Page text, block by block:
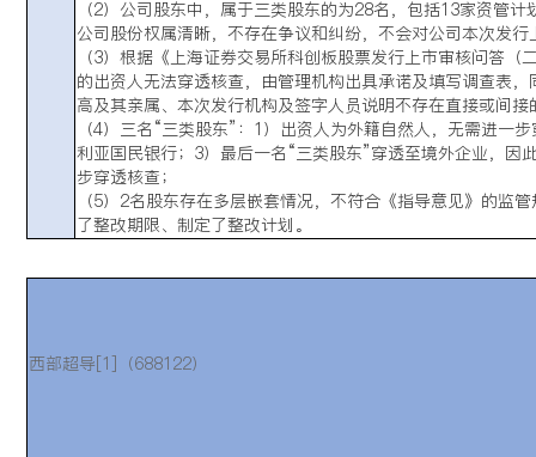
（2）公司股东中，属于三类股东的为28名，包括13家资管
公司股份权属清晰，不存在争议和纠纷，不会对公司本次发
（3）根据《上海证券交易所科创板股票发行上市审核问答
的出资人无法穿透核查，由管理机构出具承诺及填写调查表
高及其亲属、本次发行机构及签字人员说明不存在直接或间
（4）三名“三类股东”：1）出资人为外籍自然人，无需进一
利亚国民银行；3）最后一名“三类股东”穿透至境外企业，因
步穿透核查；
（5）2名股东存在多层嵌套情况，不符合《指导意见》的监
了整改期限、制定了整改计划。
西部超导[1]（688122）